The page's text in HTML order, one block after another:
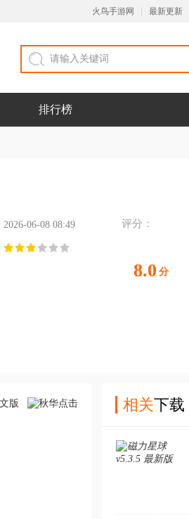
火鸟手游网 最新更新
排行榜
06-08 08:49
评分：
8.0 分
相关下载